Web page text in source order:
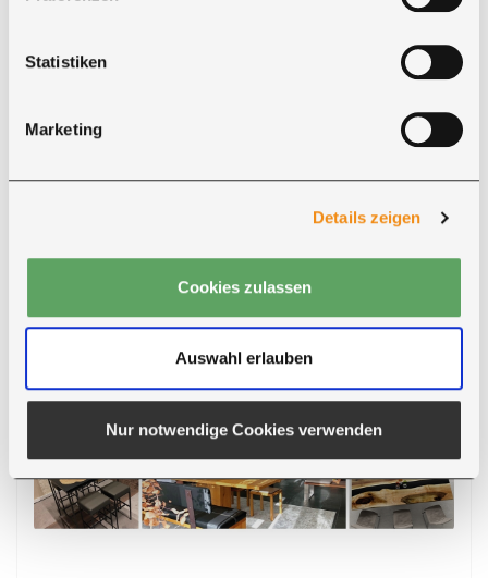
Statistiken
Marketing
Details zeigen
Cookies zulassen
Auswahl erlauben
Nur notwendige Cookies verwenden
restlichen Möbeln.“